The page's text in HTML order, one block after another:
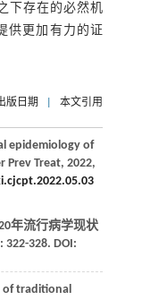
下存在的必然机
供更加有力的证
版日期 本文引用
epidemiology of
Prev Treat, 2022,
年流行病学现状
322-328. DOI:
of traditional